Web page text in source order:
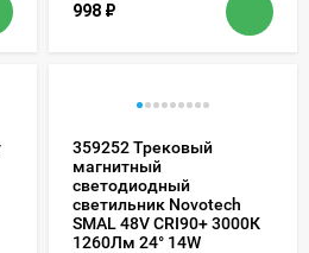
998 ₽
359252 Трековый
магнитный
светодиодный
светильник Novotech
SMAL 48V CRI90+ 3000К
1260Лм 24° 14W